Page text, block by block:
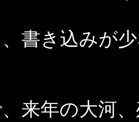
書き込みが
来年の大河